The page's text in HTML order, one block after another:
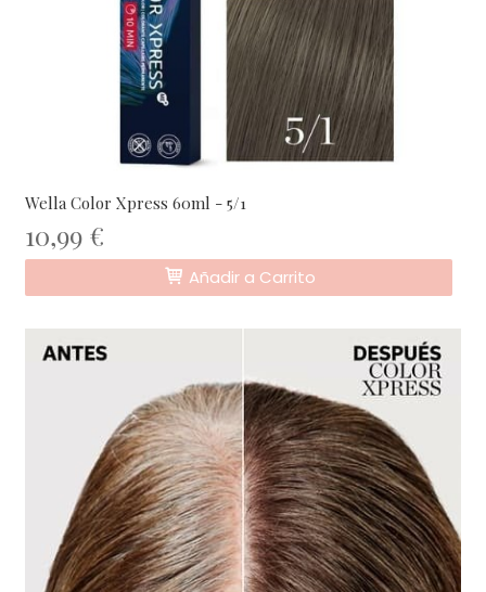
Wella Color Xpress 60ml - 5/1
10,99 €
Añadir a Carrito